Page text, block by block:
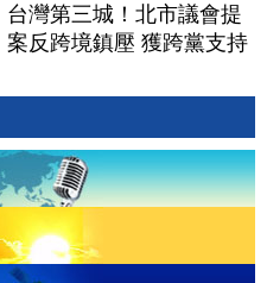
台灣第三城！北市議會提
案反跨境鎮壓 獲跨黨支持